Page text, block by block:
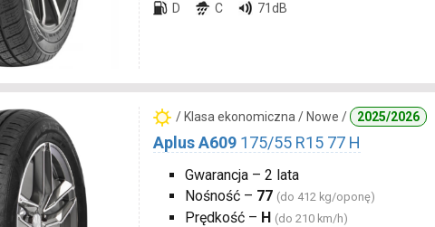
D C 71dB
/ Klasa ekonomiczna / Nowe / 2025/2026
Aplus A609 175/55 R15 77 H
Gwarancja – 2 lata
Nośność – 77 (do 412 kg/oponę)
Prędkość – H (do 210 km/h)